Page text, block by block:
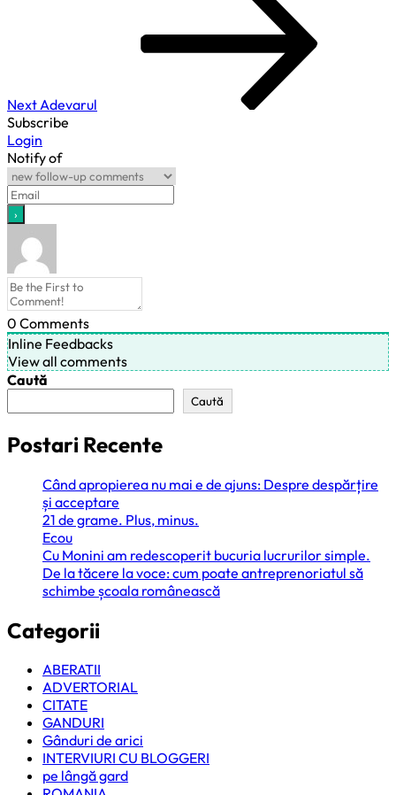
Next Adevarul
Subscribe
Login
Notify of
0 Comments
Inline Feedbacks
View all comments
Caută
Caută
Postari Recente
Când apropierea nu mai e de ajuns: Despre despărțire
și acceptare
21 de grame. Plus, minus.
Ecou
Cu Monini am redescoperit bucuria lucrurilor simple.
De la tăcere la voce: cum poate antreprenoriatul să
schimbe școala românească
Categorii
ABERATII
ADVERTORIAL
CITATE
GANDURI
Gânduri de arici
INTERVIURI CU BLOGGERI
pe lângă gard